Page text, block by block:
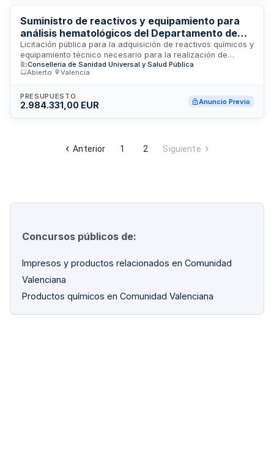
Suministro de reactivos y equipamiento para
análisis hematológicos del Departamento de
Salud de Manises
Licitación pública para la adquisición de reactivos químicos y
equipamiento técnico necesario para la realización de
determinaciones analíticas en el laboratorio de hematología.
El Departamento de Salud de Manises, a través de su
productos y materiales de uso exclusivo en análisis de
sangre y parámetros hematológicos. El contrato incluye tanto
Consellería de Sanidad Universal y Salud Pública
Abierto
Valencia
PRESUPUESTO
2.984.331,00 EUR Anuncio Previo
Anterior 1 2 Siguiente
Concursos públicos de:
Impresos y productos relacionados en Comunidad
Valenciana
Productos químicos en Comunidad Valenciana